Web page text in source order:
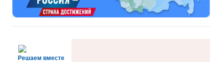
Решаем вместе